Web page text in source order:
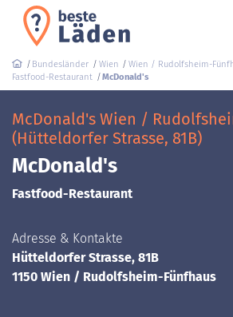
Bundesländer Wien
Wien / Rudolfsheim-
Fastfood-Restaurant
McDonald's
McDonald's Wien /
(Hütteldorfer Strasse, 81B)
McDonald's
Fastfood-Restaurant
Adresse & Kontakte
Hütteldorfer Strasse, 81B
1150 Wien / Rudolfsheim-Fünfhaus